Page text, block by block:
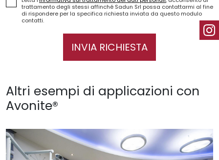
trattamento degli stessi affinché Sadun Srl possa contattarmi al fine
di rispondere per la specifica richiesta inviata da questo modulo
contatti.
INVIA RICHIESTA
Altri esempi di applicazioni con
Avonite®